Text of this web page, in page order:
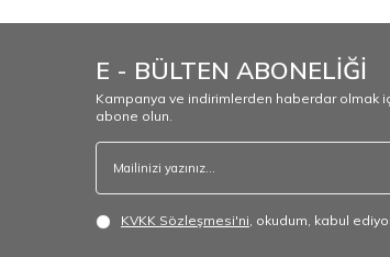
E - BÜLTEN ABONELİĞİ
Kampanya ve indirimlerden haberdar olmak
abone olun.
KVKK Sözleşmesi'ni , okudum, kabul